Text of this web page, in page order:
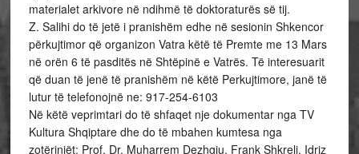
materialet arkivore në ndihmë të doktoraturës së tij.
Z. Salihi do të jetë i pranishëm edhe në sesionin Shkencor
përkujtimor që organizon Vatra këtë të Premte me 13 Mars
në orën 6 të pasditës në Shtëpinë e Vatrës. Të interesuarit
që duan të jenë të pranishëm në këtë Perkujtimore, janë të
lutur të telefonojnë ne: 917-254-6103
Në këtë veprimtari do të shfaqet nje dokumentar nga TV
Kultura Shqiptare dhe do të mbahen kumtesa nga
zotërinjët: Prof. Dr. Muharrem Dezhgiu, Frank Shkreli, Idriz